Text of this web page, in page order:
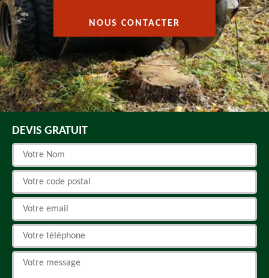
NOUS CONTACTER
DEVIS GRATUIT